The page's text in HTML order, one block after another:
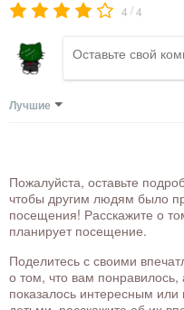
4 /4
Лучшие
Пожалуйста, оставьте
чтобы другим людям было
посещения! Расскажите о
планирует посещение.
Поделитесь с своими
о том, что вам понравилось,
показалось интересным